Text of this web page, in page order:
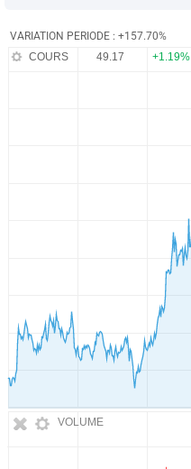
VARIATION PERIODE : +157.70%
VOLUME
COURS 49.17 +1.19%